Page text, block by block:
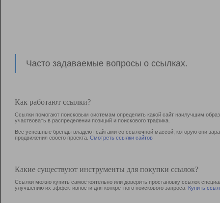
Часто задаваемые вопросы о ссылках.
Как работают ссылки?
Ссылки помогают поисковым системам определить какой сайт наилучшим
участвовать в раcпределении позиций и поискового трафика.
Все успешные бренды владеют сайтами со ссылочной массой, которую они
продвижения своего проекта. Смотреть ссылки сайтов
Какие существуют инструменты для покупки ссылок?
Ссылки можно купить самостоятельно или доверить простановку ссылок
улучшению их эффективности для конкретного поискового запроса. Купить